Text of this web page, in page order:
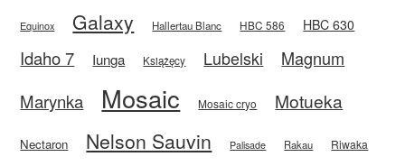
Equinox Galaxy Hallertau Blanc HBC 586 HBC 630
Idaho 7 Iunga Książęcy Lubelski
Magnum
Marynka
Mosaic Mosaic cryo Motueka
Nectaron Nelson Sauvin Palisade Rakau Riwaka